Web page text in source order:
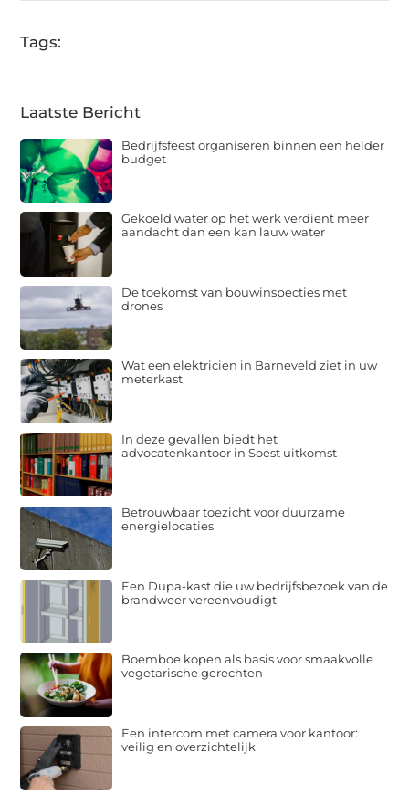
Tags:
Laatste Bericht
Bedrijfsfeest organiseren binnen een helder
budget
Gekoeld water op het werk verdient meer
aandacht dan een kan lauw water
De toekomst van bouwinspecties met
drones
Wat een elektricien in Barneveld ziet in uw
meterkast
In deze gevallen biedt het
advocatenkantoor in Soest uitkomst
Betrouwbaar toezicht voor duurzame
energielocaties
Een Dupa-kast die uw bedrijfsbezoek van de
brandweer vereenvoudigt
Boemboe kopen als basis voor smaakvolle
vegetarische gerechten
Een intercom met camera voor kantoor:
veilig en overzichtelijk